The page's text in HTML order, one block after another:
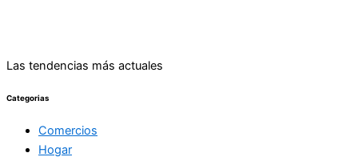
Las tendencias más actuales
Categorias
Comercios
Hogar